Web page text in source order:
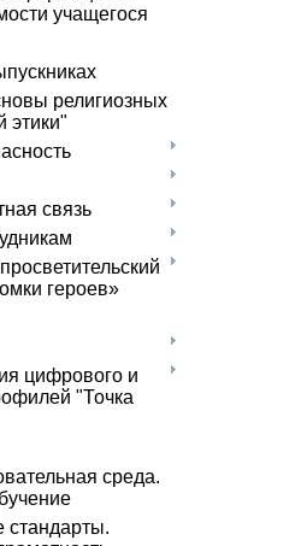
учащегося
религиозных
этики"
связь
героев»
цифрового и
"Точка
среда.
стандарты.